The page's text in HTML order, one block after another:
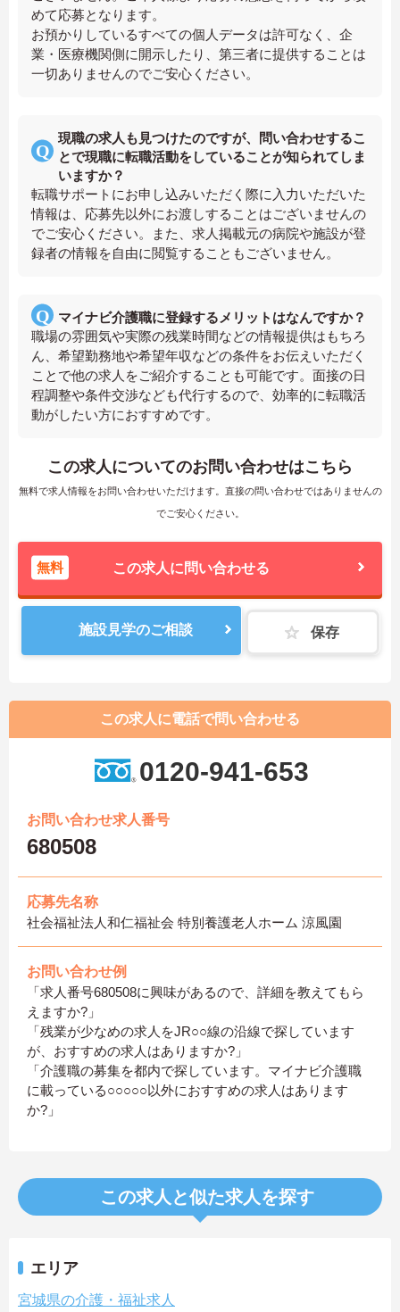
めて応募となります。
お預かりしているすべての個人データは許可なく、企
業・医療機関側に開示したり、第三者に提供することは
一切ありませんのでご安心ください。
現職の求人も見つけたのですが、問い合わせするこ
とで現職に転職活動をしていることが知られてしま
いますか？
転職サポートにお申し込みいただく際に入力いただいた
情報は、応募先以外にお渡しすることはございませんの
でご安心ください。また、求人掲載元の病院や施設が登
録者の情報を自由に閲覧することもございません。
マイナビ介護職に登録するメリットはなんですか？
職場の雰囲気や実際の残業時間などの情報提供はもちろ
ん、希望勤務地や希望年収などの条件をお伝えいただく
ことで他の求人をご紹介することも可能です。面接の日
程調整や条件交渉なども代行するので、効率的に転職活
動がしたい方におすすめです。
この求人についてのお問い合わせはこちら
無料で求人情報をお問い合わせいただけます。直接の問い合わせではありませんの
でご安心ください。
無料 この求人に問い合わせる
施設見学のご相談 保存
この求人に電話で問い合わせる
0120-941-653
お問い合わせ求人番号
680508
応募先名称
社会福祉法人和仁福祉会 特別養護老人ホーム 涼風園
お問い合わせ例
「求人番号680508に興味があるので、詳細を教えてもら
えますか?」
「残業が少なめの求人をJR○○線の沿線で探しています
が、おすすめの求人はありますか?」
「介護職の募集を都内で探しています。マイナビ介護職
に載っている○○○○○以外におすすめの求人はあります
か?」
この求人と似た求人を探す
エリア
宮城県の介護・福祉求人